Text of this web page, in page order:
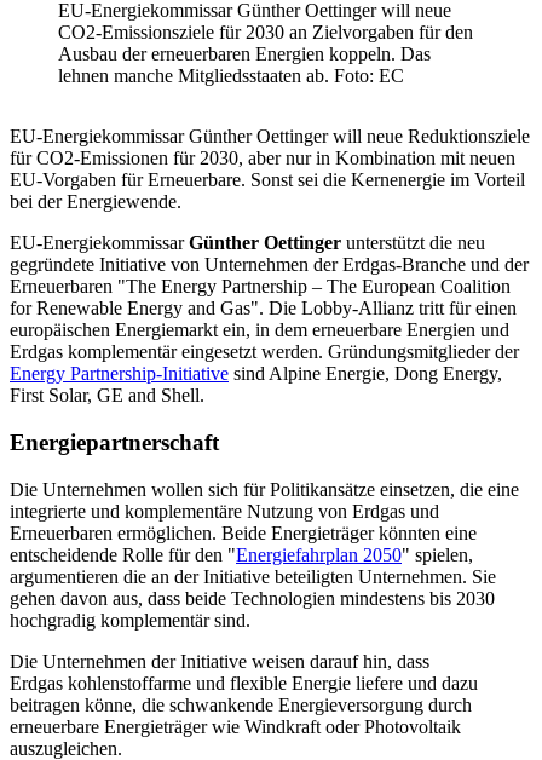
EU-Energiekommissar Günther Oettinger will neue
CO2-Emissionsziele für 2030 an Zielvorgaben für den
Ausbau der erneuerbaren Energien koppeln. Das
lehnen manche Mitgliedsstaaten ab. Foto: EC
EU-Energiekommissar Günther Oettinger will neue Reduktionsziele
für CO2-Emissionen für 2030, aber nur in Kombination mit neuen
EU-Vorgaben für Erneuerbare. Sonst sei die Kernenergie im Vorteil
bei der Energiewende.
EU-EnergiekommissarGünther Oettinger unterstützt die neu
gegründete Initiative von Unternehmen der Erdgas-Branche und der
Erneuerbaren "The Energy Partnership – The European Coalition
for Renewable Energy and Gas". Die Lobby-Allianz tritt für einen
europäischen Energiemarkt ein, in dem erneuerbare Energien und
Erdgas komplementär eingesetzt werden. Gründungsmitglieder der
Energy Partnership-Initiative sind Alpine Energie, Dong Energy,
First Solar, GE and Shell.
Energiepartnerschaft
Die Unternehmen wollen sich für Politikansätze einsetzen, die eine
integrierte und komplementäre Nutzung von Erdgas und
Erneuerbaren ermöglichen. Beide Energieträger könnten eine
entscheidende Rolle für den "Energiefahrplan 2050" spielen,
argumentieren die an der Initiative beteiligten Unternehmen. Sie
gehen davon aus, dass beide Technologien mindestens bis 2030
hochgradig komplementär sind.
Die Unternehmen der Initiative weisen darauf hin, dass
Erdgas kohlenstoffarme und flexible Energie liefere und dazu
beitragen könne, die schwankende Energieversorgung durch
erneuerbare Energieträger wie Windkraft oder Photovoltaik
auszugleichen.